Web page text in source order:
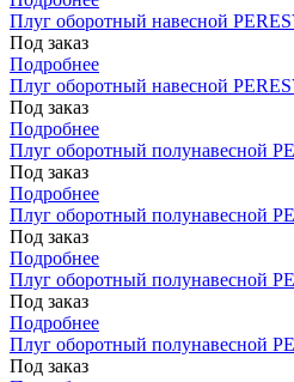
Плуг оборотный навесной
Под заказ
Подробнее
Плуг оборотный навесной
Под заказ
Подробнее
Плуг оборотный полунавесной
Под заказ
Подробнее
Плуг оборотный полунавесной
Под заказ
Подробнее
Плуг оборотный полунавесной
Под заказ
Подробнее
Плуг оборотный полунавесной
Под заказ